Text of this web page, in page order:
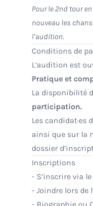
Pour le 2nd tour
nouveau les
l’audition.
Conditions de
L’audition est
Pratique et
La disponibilité
participation.
Les candidat·es
ainsi que sur la
dossier
Inscriptions
- S’inscrire via
- Joindre lors de